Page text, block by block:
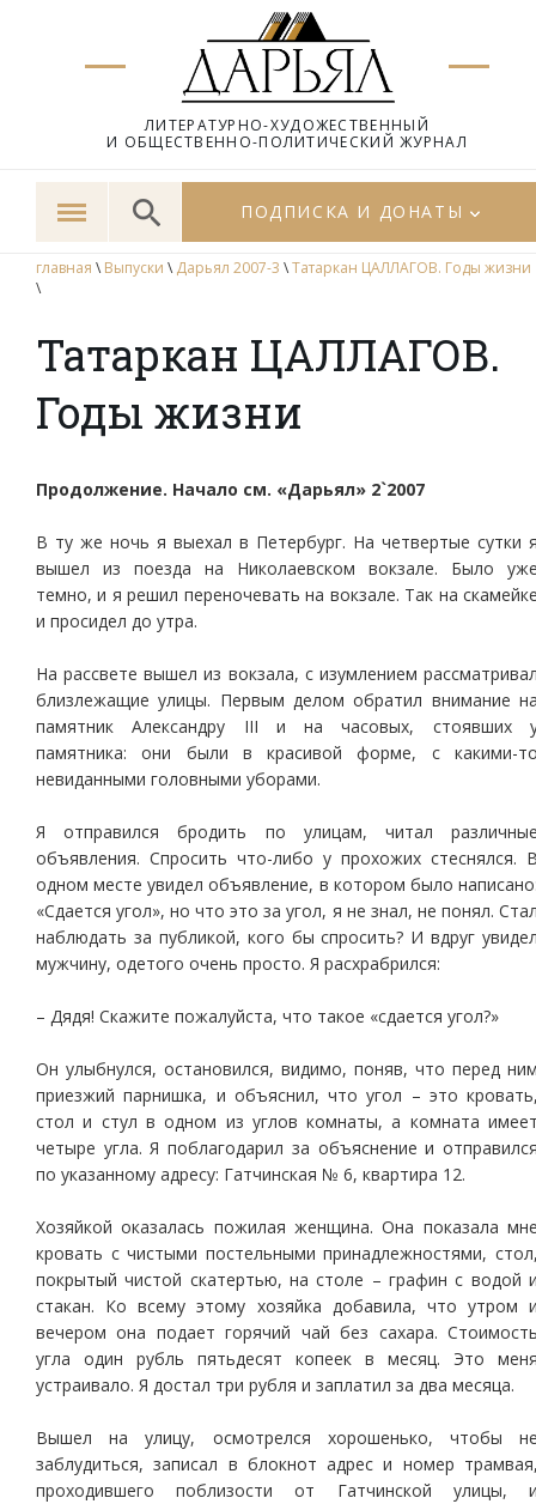
ЛИТЕРАТУРНО-ХУДОЖЕСТВЕННЫЙ
И ОБЩЕСТВЕННО-ПОЛИТИЧЕСКИЙ ЖУРНАЛ
ПОДПИСКА И ДОНАТЫ
главная \ Выпуски \ Дарьял 2007-3 \Татаркан ЦАЛЛАГОВ. Годы жизни
\
Татаркан ЦАЛЛАГОВ.
Годы жизни
Продолжение. Начало см. «Дарьял» 2`2007
В ту же ночь я выехал в Петербург. На четвертые сутки
вышел из поезда на Николаевском вокзале. Было
темно, и я решил переночевать на вокзале. Так на
и просидел до утра.
На рассвете вышел из вокзала, с изумлением
близлежащие улицы. Первым делом обратил внимание
памятник Александру III и на часовых, стоявших
памятника: они были в красивой форме, с какими-
невиданными головными уборами.
Я отправился бродить по улицам, читал
объявления. Спросить что-либо у прохожих стеснялся.
одном месте увидел объявление, в котором было
«Сдается угол», но что это за угол, я не знал, не понял.
наблюдать за публикой, кого бы спросить? И вдруг
мужчину, одетого очень просто. Я расхрабрился:
– Дядя! Скажите пожалуйста, что такое «сдается угол?»
Он улыбнулся, остановился, видимо, поняв, что перед
приезжий парнишка, и объяснил, что угол – это
стол и стул в одном из углов комнаты, а комната
четыре угла. Я поблагодарил за объяснение и
по указанному адресу: Гатчинская № 6, квартира 12.
Хозяйкой оказалась пожилая женщина. Она показала
кровать с чистыми постельными принадлежностями,
покрытый чистой скатертью, на столе – графин с водой
стакан. Ко всему этому хозяйка добавила, что утром
вечером она подает горячий чай без сахара.
угла один рубль пятьдесят копеек в месяц. Это
устраивало. Я достал три рубля и заплатил за два месяца.
Вышел на улицу, осмотрелся хорошенько, чтобы
заблудиться, записал в блокнот адрес и номер
проходившего поблизости от Гатчинской улицы,